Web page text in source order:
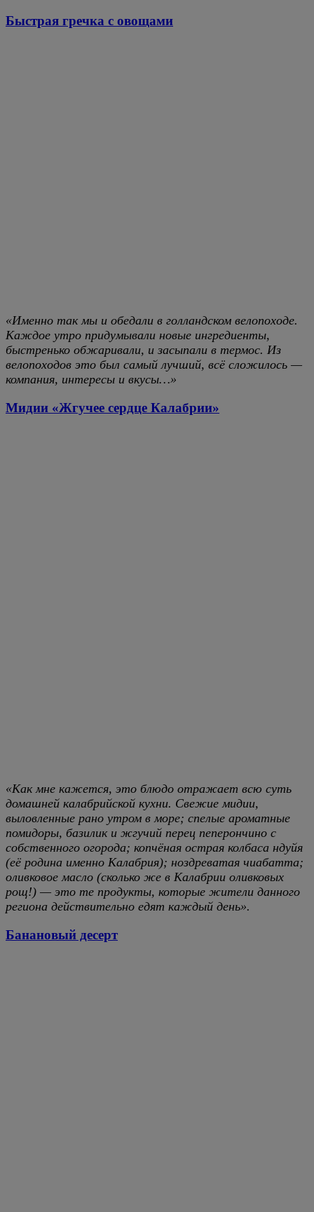
Быстрая гречка с овощами
«Именно так мы и обедали в голландском велопоходе.
Каждое утро придумывали новые ингредиенты,
быстренько обжаривали, и засыпали в термос. Из
велопоходов это был самый лучший, всё сложилось —
компания, интересы и вкусы…»
Мидии «Жгучее сердце Калабрии»
«Как мне кажется, это блюдо отражает всю суть
домашней калабрийской кухни. Свежие мидии,
выловленные рано утром в море; спелые ароматные
помидоры, базилик и жгучий перец пеперончино с
собственного огорода; копчёная острая колбаса ндуйя
(её родина именно Калабрия); ноздреватая чиабатта;
оливковое масло (сколько же в Калабрии оливковых
рощ!) — это те продукты, которые жители данного
региона действительно едят каждый день».
Банановый десерт